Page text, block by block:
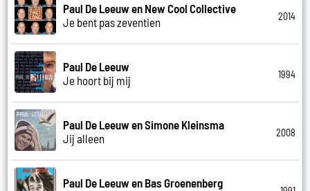
Paul De Leeuw en New Cool Collective
Je bent pas zeventien
2014
Paul De Leeuw
Je hoort bij mij
1994
Paul De Leeuw en Simone Kleinsma
Jij alleen
2008
Paul De Leeuw en Bas Groenenberg